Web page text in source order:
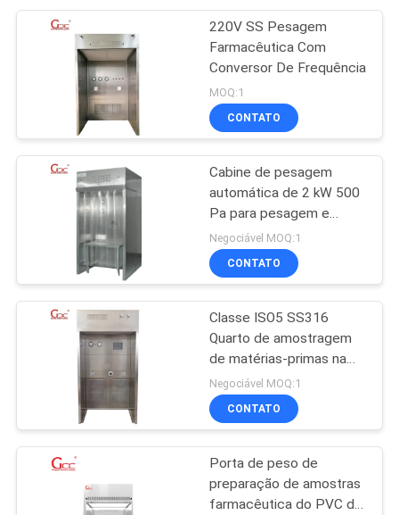
220V SS Pesagem
Farmacêutica Com
Conversor De Frequência
MOQ:1
CONTATO
Cabine de pesagem
automática de 2 kW 500
Pa para pesagem e
análise de amostras
Negociável MOQ:1
CONTATO
Classe ISO5 SS316
Quarto de amostragem
de matérias-primas na
indústria farmacêutica
Negociável MOQ:1
CONTATO
Porta de peso de
preparação de amostras
farmacêutica do PVC da